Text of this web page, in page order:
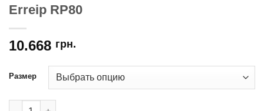
Erreip RP80
10.668 грн.
Размер
Количество товара Erreip RP80